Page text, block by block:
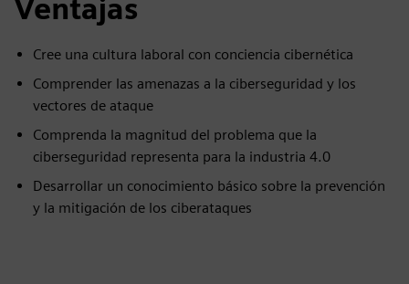
Ventajas
Cree una cultura laboral con conciencia cibernética
Comprender las amenazas a la ciberseguridad y los
vectores de ataque
Comprenda la magnitud del problema que la
ciberseguridad representa para la industria 4.0
Desarrollar un conocimiento básico sobre la prevención
y la mitigación de los ciberataques